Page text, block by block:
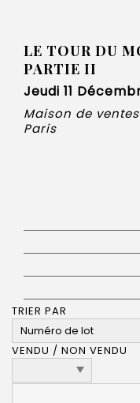
LE TOUR DU
PARTIE II
Jeudi 11
Maison de
Paris
TRIER PAR
VENDU / NON VENDU